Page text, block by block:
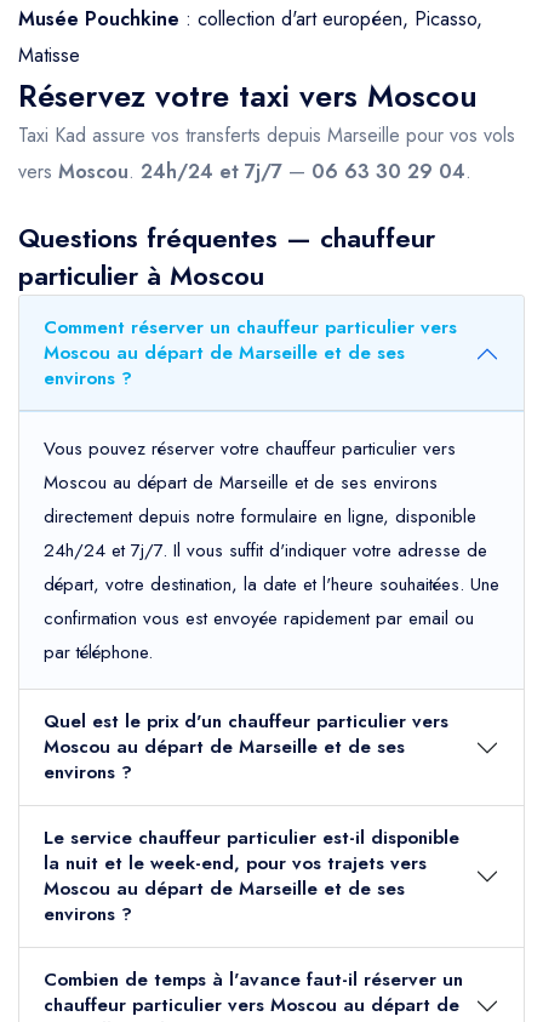
Musée Pouchkine : collection d'art européen, Picasso,
Matisse
Réservez votre taxi vers Moscou
Taxi Kad assure vos transferts depuis Marseille pour vos vols
vers Moscou. 24h/24 et 7j/7 — 06 63 30 29 04.
Questions fréquentes — chauffeur
particulier à Moscou
Comment réserver un chauffeur particulier vers
Moscou au départ de Marseille et de ses
environs ?
Vous pouvez réserver votre chauffeur particulier vers
Moscou au départ de Marseille et de ses environs
directement depuis notre formulaire en ligne, disponible
24h/24 et 7j/7. Il vous suffit d'indiquer votre adresse de
départ, votre destination, la date et l'heure souhaitées. Une
confirmation vous est envoyée rapidement par email ou
par téléphone.
Quel est le prix d'un chauffeur particulier vers
Moscou au départ de Marseille et de ses
environs ?
Le service chauffeur particulier est-il disponible
la nuit et le week-end, pour vos trajets vers
Moscou au départ de Marseille et de ses
environs ?
Combien de temps à l'avance faut-il réserver un
chauffeur particulier vers Moscou au départ de